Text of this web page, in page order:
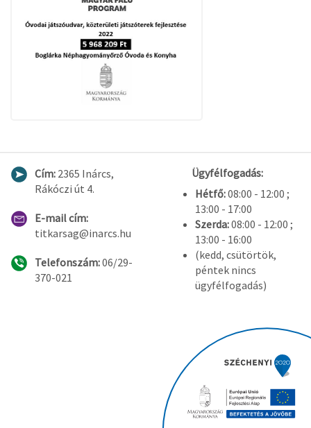
Cím: 2365 Inárcs,
Rákóczi út 4.
E-mail cím:
titkarsag@inarcs.hu
Telefonszám:06/29-
370-021
Ügyfélfogadás:
Hétfő:08:00 - 12:00 ;
13:00 - 17:00
Szerda:08:00 - 12:00 ;
13:00 - 16:00
(kedd, csütörtök,
péntek nincs
ügyfélfogadás)